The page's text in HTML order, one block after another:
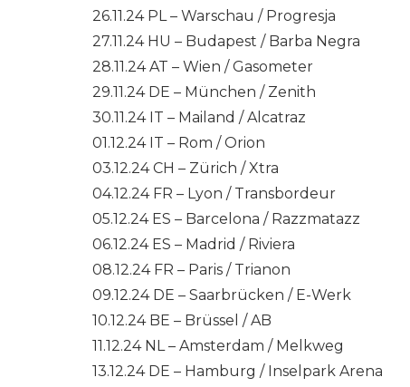
26.11.24 PL – Warschau / Progresja
27.11.24 HU – Budapest / Barba Negra
28.11.24 AT – Wien / Gasometer
29.11.24 DE – München / Zenith
30.11.24 IT – Mailand / Alcatraz
01.12.24 IT – Rom / Orion
03.12.24 CH – Zürich / Xtra
04.12.24 FR – Lyon / Transbordeur
05.12.24 ES – Barcelona / Razzmatazz
06.12.24 ES – Madrid / Riviera
08.12.24 FR – Paris / Trianon
09.12.24 DE – Saarbrücken / E-Werk
10.12.24 BE – Brüssel / AB
11.12.24 NL – Amsterdam / Melkweg
13.12.24 DE – Hamburg / Inselpark Arena